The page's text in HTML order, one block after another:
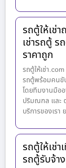
รถตู้ให้เช่
เช่ารถตู้
ราคาถูก
รถตู้ให้เช่า
รถตู้พร้อมคนขั
โดยทีมงานมือ
ปริมณฑล และ
บริการของเร
รถตู้ให้เช่า
รถตู้รับจ้า